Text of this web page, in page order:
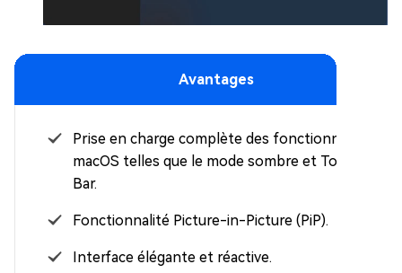
Avantages
Prise en charge complète des fonctionnalités
macOS telles que le mode sombre et Touch
Bar.
Fonctionnalité Picture-in-Picture (PiP).
Interface élégante et réactive.